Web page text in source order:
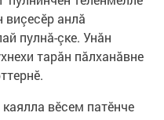
анлă
пулнă-çке. Унăн
тарăн пăлханăвне
вӗсем патӗнче